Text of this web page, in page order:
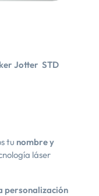
Jotter STD
tu nombre y
láser
personalización